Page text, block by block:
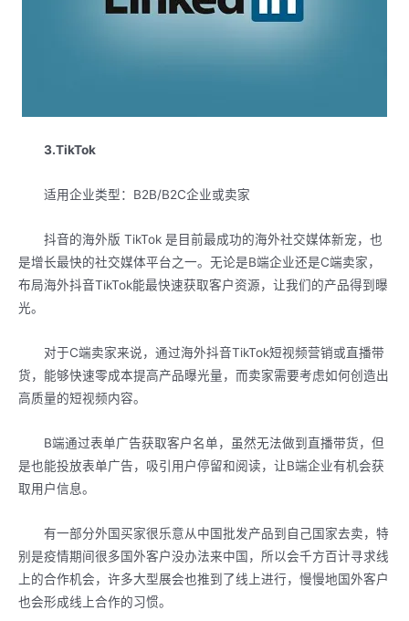
3.TikTok
适用企业类型：B2B/B2C企业或卖家
抖音的海外版 TikTok 是目前最成功的海外社交媒体新宠，也
是增长最快的社交媒体平台之一。无论是B端企业还是C端卖家，
布局海外抖音TikTok能最快速获取客户资源，让我们的产品得到曝
光。
对于C端卖家来说，通过海外抖音TikTok短视频营销或直播带
货，能够快速零成本提高产品曝光量，而卖家需要考虑如何创造出
高质量的短视频内容。
B端通过表单广告获取客户名单，虽然无法做到直播带货，但
是也能投放表单广告，吸引用户停留和阅读，让B端企业有机会获
取用户信息。
有一部分外国买家很乐意从中国批发产品到自己国家去卖，特
别是疫情期间很多国外客户没办法来中国，所以会千方百计寻求线
上的合作机会，许多大型展会也推到了线上进行，慢慢地国外客户
也会形成线上合作的习惯。